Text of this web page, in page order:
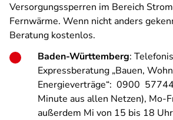
Versorgungssperren im Bereich
Fernwärme. Wenn nicht anders
Beratung kostenlos.
Baden-Württemberg:
Expressberatung „Bauen,
Energieverträge“: 0900
Minute aus allen Netzen), Mo-
außerdem Mi von 15 bis 18